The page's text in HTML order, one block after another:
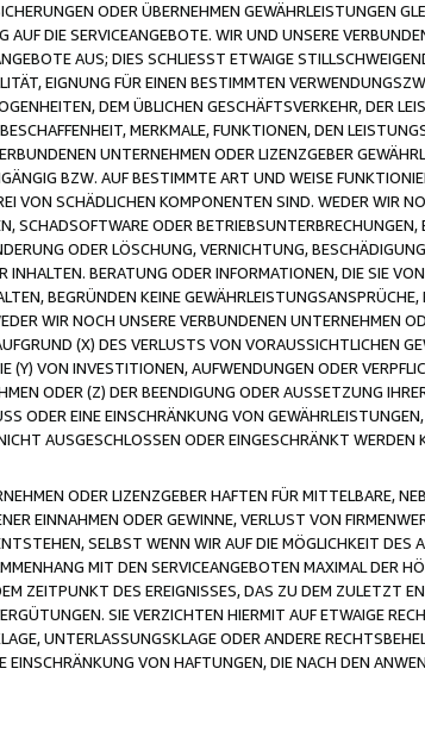
ODER ÜBERNEHMEN GEWÄHRLEISTUNGEN
DIE SERVICEANGEBOTE. WIR UND UNSERE
AUS; DIES SCHLIESST ETWAIGE
EIGNUNG FÜR EINEN BESTIMMTEN
DEM ÜBLICHEN GESCHÄFTSVERKEHR, DER
MERKMALE, FUNKTIONEN, DEN
UNTERNEHMEN ODER LIZENZGEBER
BZW. AUF BESTIMMTE ART UND WEISE
VON SCHÄDLICHEN KOMPONENTEN SIND. WEDER WIR
SCHADSOFTWARE ODER
ODER LÖSCHUNG, VERNICHTUNG,
BERATUNG ODER INFORMATIONEN, DIE SIE
BEGRÜNDEN KEINE
WIR NOCH UNSERE VERBUNDENEN UNTERNEHMEN
(X) DES VERLUSTS VON VORAUSSICHTLICHEN
(Y) VON INVESTITIONEN, AUFWENDUNGEN ODER
ODER (Z) DER BEENDIGUNG ODER AUSSETZUNG
ODER EINE EINSCHRÄNKUNG VON
AUSGESCHLOSSEN ODER EINGESCHRÄNKT WERDEN
ODER LIZENZGEBER HAFTEN FÜR MITTELBARE,
EINNAHMEN ODER GEWINNE, VERLUST VON
SELBST WENN WIR AUF DIE MÖGLICHKEIT DES
MIT DEN SERVICEANGEBOTEN MAXIMAL DER
ZEITPUNKT DES EREIGNISSES, DAS ZU DEM ZULETZT
SIE VERZICHTEN HIERMIT AUF ETWAIGE
UNTERLASSUNGSKLAGE ODER ANDERE
EINSCHRÄNKUNG VON HAFTUNGEN, DIE NACH DEN